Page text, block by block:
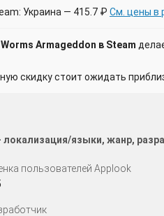
Украина — 415.7 ₽ См. цены в
Armageddon в Steam
скидку стоит ожидать
языки, жанр,
пользователей Applook